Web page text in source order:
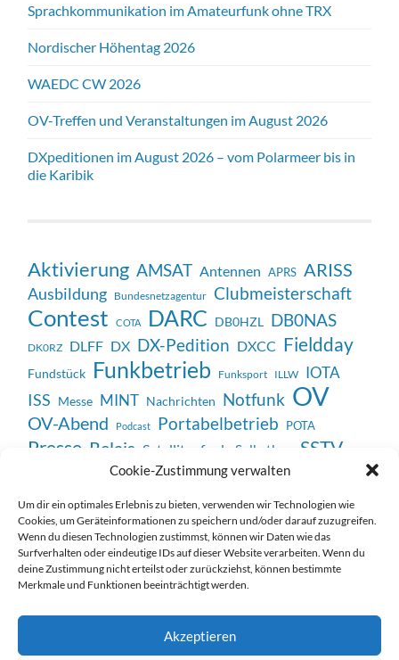
Cookie-Zustimmung verwalten
Um dir ein optimales Erlebnis zu bieten, verwenden wir Technologien wie
Cookies, um Geräteinformationen zu speichern und/oder darauf zuzugreifen.
Wenn du diesen Technologien zustimmst, können wir Daten wie das
Surfverhalten oder eindeutige IDs auf dieser Website verarbeiten. Wenn du
deine Zustimmung nicht erteilst oder zurückziehst, können bestimmte
Merkmale und Funktionen beeinträchtigt werden.
Akzeptieren
Sprachkommunikation im Amateurfunk ohne TRX
Nordischer Höhentag 2026
WAEDC CW 2026
OV-Treffen und Veranstaltungen im August 2026
DXpeditionen im August 2026 – vom Polarmeer bis in
die Karibik
Aktivierung AMSAT Antennen APRS ARISS
Ausbildung Bundesnetzagentur Clubmeisterschaft
Contest COTA DARC DB0HZL DB0NAS
DK0RZ DLFF DX DX-Pedition DXCC Fieldday
Fundstück Funkbetrieb Funksport ILLW IOTA
ISS Messe MINT Nachrichten Notfunk OV
OV-Abend Podcast Portabelbetrieb POTA
Presse Relais Satellitenfunk Selbstbau SSTV
Unterhaltung Veranstaltung
Impressum / Datenschutzerklärung